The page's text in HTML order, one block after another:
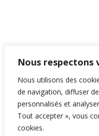
Nous respectons
Nous utilisons des
de navigation, diffuser
personnalisés et
Tout accepter », vous
cookies.
N° ADELI